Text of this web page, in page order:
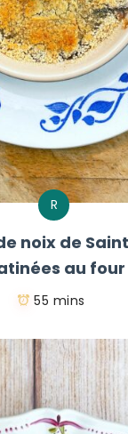
R
noix de
au four
55 mins